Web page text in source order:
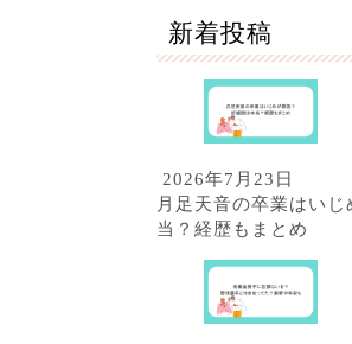
新着投稿
2026年7月23日
月足天音の卒業はい
当？経歴もまとめ